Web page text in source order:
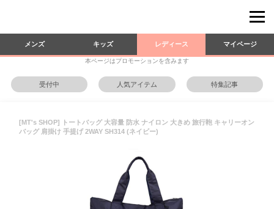
メンズ キッズ レディース マイページ
本ページはプロモーションを含みます
受付中 人気アイテム 特集記事
[MT's SHOP] トートバッグ 大容量 防水 ナイロン 大きめ 旅行鞄 キャリーオン
バッグ 肩掛け 手提げ 2WAY SH314 (ネイビー)